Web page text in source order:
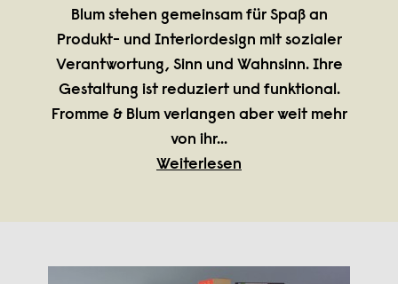
Blum stehen gemeinsam für Spaß an
Produkt- und Interiordesign mit sozialer
Verantwortung, Sinn und Wahnsinn. Ihre
Gestaltung ist reduziert und funktional.
Fromme & Blum verlangen aber weit mehr
von ihr...
Weiterlesen